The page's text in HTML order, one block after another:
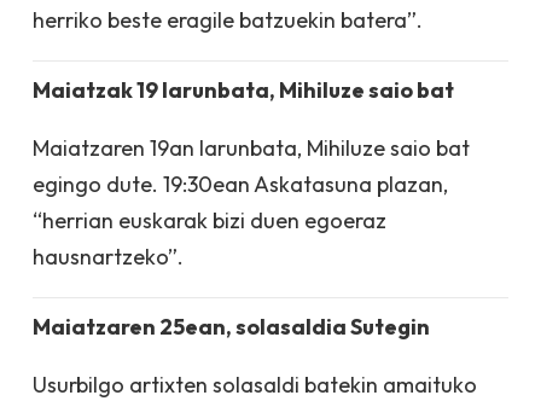
herriko beste eragile batzuekin batera”.
Maiatzak 19 larunbata, Mihiluze saio bat
Maiatzaren 19an larunbata, Mihiluze saio bat
egingo dute. 19:30ean Askatasuna plazan,
“herrian euskarak bizi duen egoeraz
hausnartzeko”.
Maiatzaren 25ean, solasaldia Sutegin
Usurbilgo artixten solasaldi batekin amaituko